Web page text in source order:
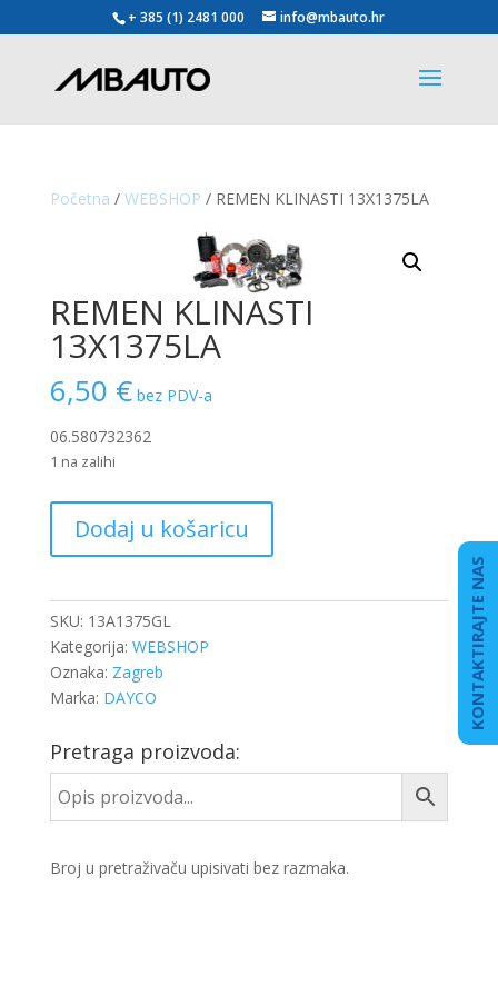
+ 385 (1) 2481 000 info@mbauto.hr
Početna / WEBSHOP / REMEN KLINASTI 13X1375LA
REMEN KLINASTI
13X1375LA
6,50 € bez PDV-a
06.580732362
1 na zalihi
KLINASTI
13X1375LA
Dodaj u košaricu
SKU: 13A1375GL
Kategorija: WEBSHOP
Oznaka: Zagreb
Marka: DAYCO
Pretraga proizvoda:
Broj u pretraživaču upisivati bez razmaka.
KONTAKTIRAJTE NAS